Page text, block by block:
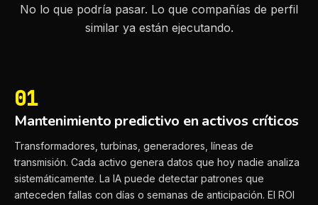
No lo que podría pasar. Lo que compañías de perfil
similar ya están ejecutando.
01
Mantenimiento predictivo en activos críticos
Transformadores, turbinas, generadores, líneas de
transmisión. Cada activo genera datos que hoy nadie analiza
sistemáticamente. La IA puede detectar patrones que
anteceden fallas con días o semanas de anticipación. El ROI